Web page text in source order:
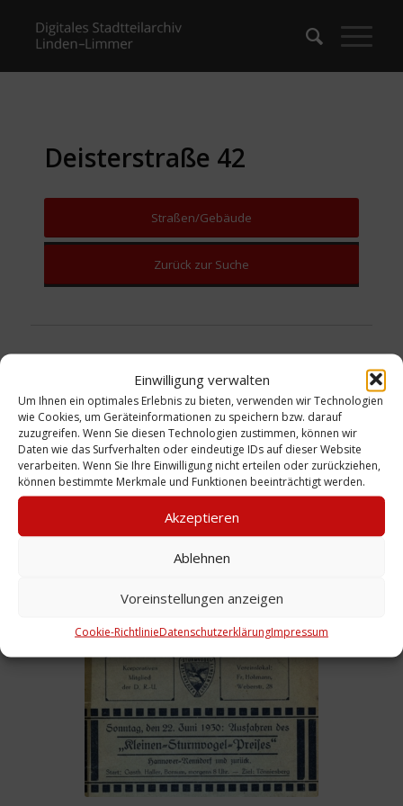
Einwilligung verwalten
Um Ihnen ein optimales Erlebnis zu bieten, verwenden wir Technologien
wie Cookies, um Geräteinformationen zu speichern bzw. darauf
zuzugreifen. Wenn Sie diesen Technologien zustimmen, können wir
Daten wie das Surfverhalten oder eindeutige IDs auf dieser Website
verarbeiten. Wenn Sie Ihre Einwilligung nicht erteilen oder zurückziehen,
können bestimmte Merkmale und Funktionen beeinträchtigt werden.
Akzeptieren
Ablehnen
Voreinstellungen anzeigen
Cookie-RichtlinieDatenschutzerklärungImpressum
Deisterstraße 42
Straßen/Gebäude
Zurück zur Suche
Deisterstraße, 1983